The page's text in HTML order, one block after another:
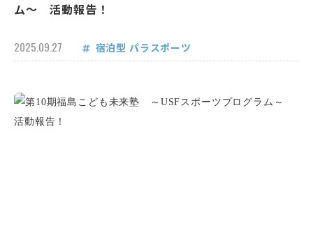
ム～ 活動報告！
2025.09.27 宿泊型 パラスポーツ